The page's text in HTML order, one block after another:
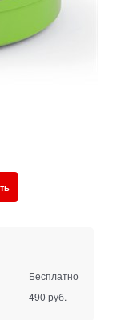
Бесплатно
490 руб.